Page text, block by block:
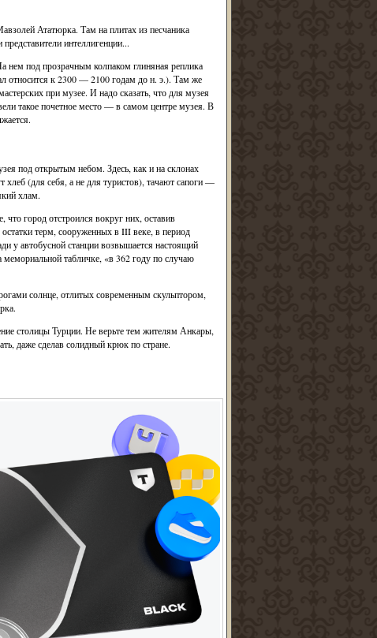
Ататюрка. Там на плитах из песчаника
интеллигенции...
нем под прозрачным колпаком глиняная реплика
относится к 2300 — 2100 годам до н. э.). Там же
при музее. И надо сказать, что для музея
такое почетное место — в самом центре музея. В
под открытым небом. Здесь, как и на склонах
(для себя, а не для туристов), тачают сапоги —
хлам.
что город отстроился вокруг них, оставив
терм, сооруженных в III веке, в период
у автобусной станции возвышается настоящий
табличке, «в 362 году по случаю
солнце, отлитых современным скульптором,
столицы Турции. Не верьте тем жителям Анкары,
даже сделав солидный крюк по стране.